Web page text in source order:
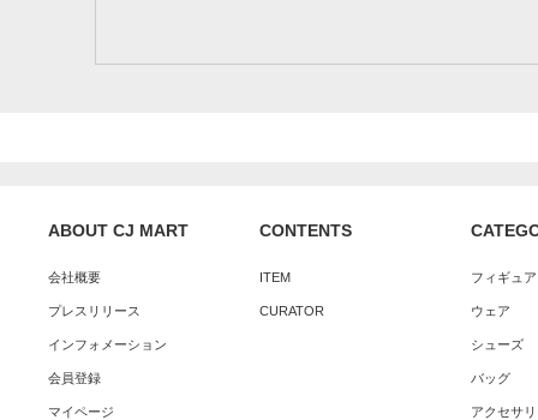
ABOUT CJ MART
会社概要
プレスリリース
インフォメーション
会員登録
マイページ
CONTENTS
ITEM
CURATOR
フィギュ
ウェア
シューズ
バッグ
アクセサ